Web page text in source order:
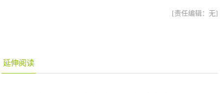
[责任编辑：无]
延伸阅读